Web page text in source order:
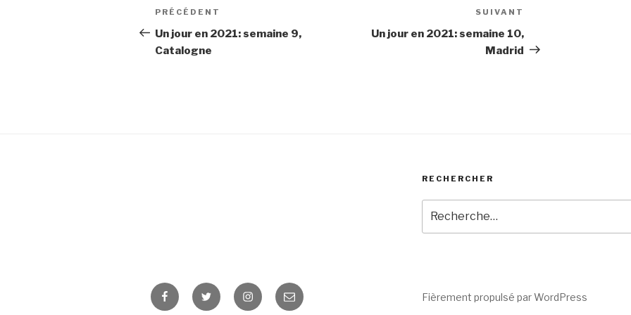
Navigation
de
l’article
Article
précédent
PRÉCÉDENT
Un jour en 2021: semaine 9,
Catalogne
SUIVANT
Un jour en 2021: semaine 10,
Madrid
RECHERCHER
pour
FacebookTwitter Instagram
E-
mail
Fièrement propulsé par WordPress